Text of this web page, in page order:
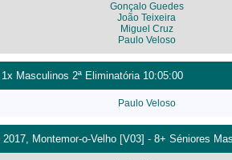
Gonçalo Guedes
João Teixeira
Miguel Cruz
Paulo Veloso
Masculinos 2ª Eliminatória 10:05:00
Paulo Veloso
Montemor-o-Velho [V03] - 8+ Séniores